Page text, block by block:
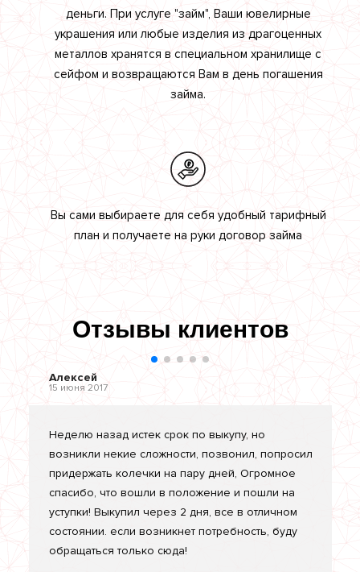
деньги. При услуге "займ", Ваши ювелирные
украшения или любые изделия из драгоценных
металлов хранятся в специальном хранилище с
сейфом и возвращаются Вам в день погашения
займа.
Вы сами выбираете для себя удобный тарифный
план и получаете на руки договор займа
Отзывы клиентов
Алексей
15 июня 2017
Неделю назад истек срок по выкупу, но
возникли некие сложности, позвонил, попросил
придержать колечки на пару дней, Огромное
спасибо, что вошли в положение и пошли на
уступки! Выкупил через 2 дня, все в отличном
состоянии. если возникнет потребность, буду
обращаться только сюда!